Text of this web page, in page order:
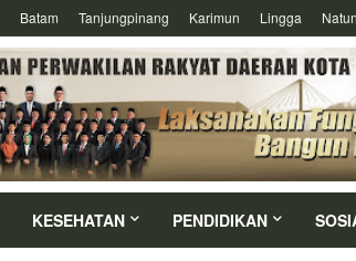
Batam Tanjungpinang Karimun Lingga
KESEHATAN PENDIDIKAN